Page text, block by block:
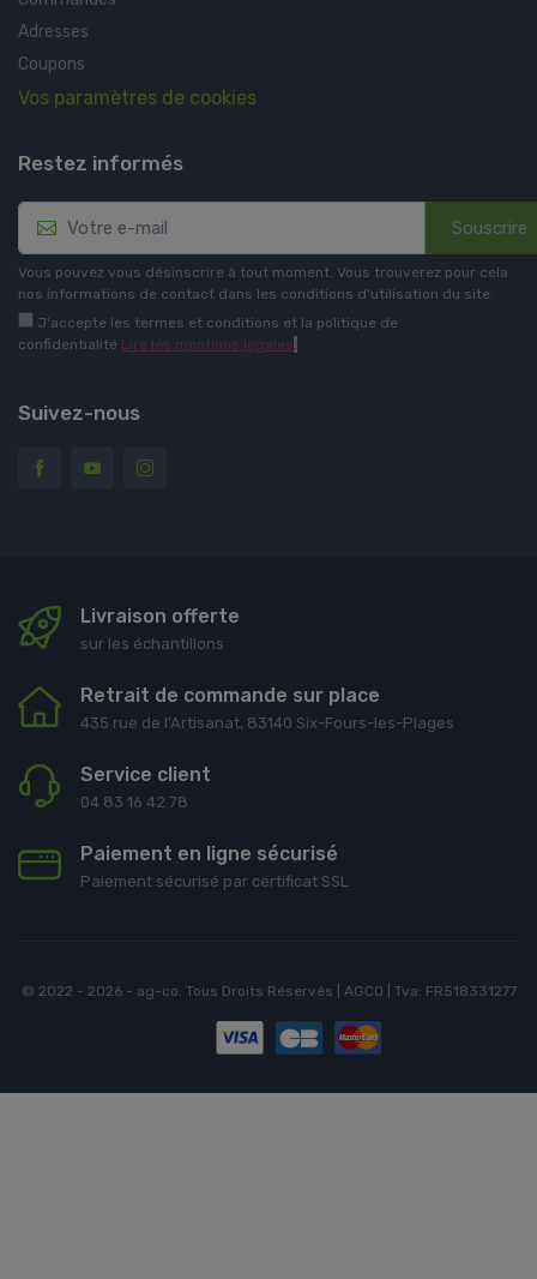
Adresses
Coupons
Vos paramètres de cookies
Restez informés
Souscrire
Vous pouvez vous désinscrire à tout moment. Vous trouverez pour cela
nos informations de contact dans les conditions d'utilisation du site.
J'accepte les termes et conditions et la politique de
confidentialité Lire les mentions légales.
Suivez-nous
Livraison offerte
sur les échantillons
Retrait de commande sur place
435 rue de l'Artisanat, 83140 Six-Fours-les-Plages
Service client
04 83 16 42 78
Paiement en ligne sécurisé
Paiement sécurisé par certificat SSL
© 2022 - 2026 - ag-co. Tous Droits Réservés | AGCO | Tva: FR518331277